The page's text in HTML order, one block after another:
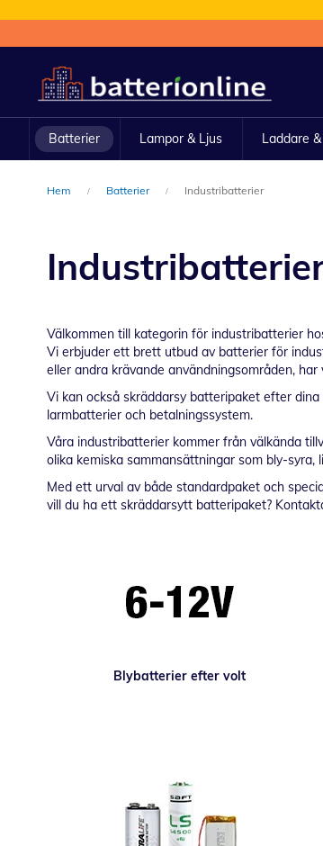
till
innehållet
Batterier Lampor & Ljus Laddare
Hem Batterier Industribatterier
Välkommen till kategorin för industribatterier
Vi erbjuder ett brett utbud av batterier för
eller andra krävande användningsområden,
Vi kan också skräddarsy batteripaket efter
larmbatterier och betalningssystem.
Våra industribatterier kommer från välkända
olika kemiska sammansättningar som bly-
Med ett urval av både standardpaket och
vill du ha ett skräddarsytt batteripaket?
Blybatterier efter volt